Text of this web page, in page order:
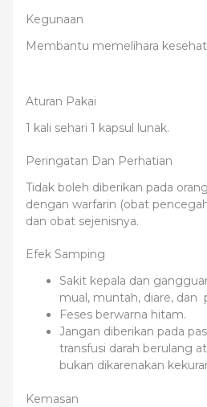
Kegunaan
Membantu memelihara
Aturan Pakai
1 kali sehari 1 kapsul lunak.
Peringatan Dan Perhatian
Tidak boleh diberikan pada
dengan warfarin (obat
dan obat sejenisnya.
Efek Samping
Sakit kepala dan
mual, muntah, diare, dan
Feses berwarna hitam.
Jangan diberikan pada
transfusi darah berulang
bukan dikarenakan
Kemasan